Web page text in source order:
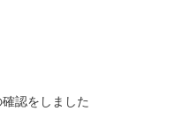
認をしました